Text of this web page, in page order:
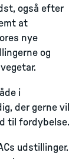
også efter
at
nye
og
i
der gerne vil
til fordybelse.
udstillinger.